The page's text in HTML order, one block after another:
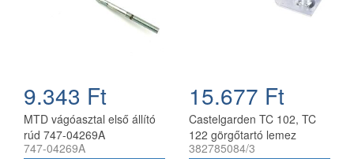
9.343 Ft
MTD vágóasztal első állító
rúd 747-04269A
747-04269A
15.677 Ft
Castelgarden TC 102, TC
122 görgőtartó lemez
fűnyírótraktorhoz
382785084/3